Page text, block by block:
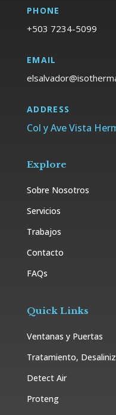
PHONE
EMAIL
ADDRESS
Col y Ave Vista
Explore
Sobre Nosotros
Servicios
Trabajos
Contacto
FAQs
Quick Links
Ventanas y Puertas
Tratamiento,
Detect Air
Proteng